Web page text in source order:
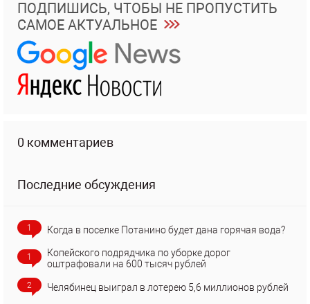
ПОДПИШИСЬ, ЧТОБЫ НЕ ПРОПУСТИТЬ
САМОЕ АКТУАЛЬНОЕ
0 комментариев
Последние обсуждения
1 Когда в поселке Потанино будет дана горячая вода?
1
Копейского подрядчика по уборке дорог
оштрафовали на 600 тысяч рублей
2 Челябинец выиграл в лотерею 5,6 миллионов рублей